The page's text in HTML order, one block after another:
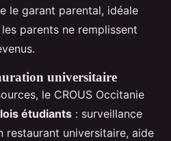
le garant parental, idéale
parents ne remplissent
universitaire
le CROUS Occitanie
étudiants : surveillance
restaurant universitaire, aide